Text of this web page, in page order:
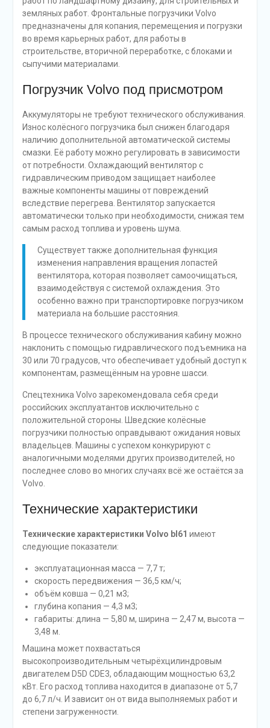
земляных работ. Фронтальные погрузчики Volvo
предназначены для копания, перемещения и погрузки
во время карьерных работ, для работы в
строительстве, вторичной переработке, с блоками и
сыпучими материалами.
Погрузчик Volvo под присмотром
Аккумуляторы не требуют технического обслуживания.
Износ колёсного погрузчика был снижен благодаря
наличию дополнительной автоматической системы
смазки. Её работу можно регулировать в зависимости
от потребности. Охлаждающий вентилятор с
гидравлическим приводом защищает наиболее
важные компоненты машины от повреждений
вследствие перегрева. Вентилятор запускается
автоматически только при необходимости, снижая тем
самым расход топлива и уровень шума.
Существует также дополнительная функция
изменения направления вращения лопастей
вентилятора, которая позволяет самоочищаться,
взаимодействуя с системой охлаждения. Это
особенно важно при транспортировке погрузчиком
материала на большие расстояния.
В процессе технического обслуживания кабину можно
наклонить с помощью гидравлического подъемника на
30 или 70 градусов, что обеспечивает удобный доступ к
компонентам, размещённым на уровне шасси.
Спецтехника Volvo зарекомендовала себя среди
российских эксплуатантов исключительно с
положительной стороны. Шведские колёсные
погрузчики полностью оправдывают ожидания новых
владельцев. Машины с успехом конкурируют с
аналогичными моделями других производителей, но
последнее слово во многих случаях всё же остаётся за
Volvo.
Технические характеристики
Технические характеристики Volvo bl61 имеют
следующие показатели:
эксплуатационная масса — 7,7 т;
скорость передвижения — 36,5 км/ч;
объём ковша — 0,21 м3;
глубина копания — 4,3 м3;
габариты: длина — 5,80 м, ширина — 2,47 м, высота —
3,48 м.
Машина может похвастаться
высокопроизводительным четырёхцилиндровым
двигателем D5D CDE3, обладающим мощностью 63,2
кВт. Его расход топлива находится в диапазоне от 5,7
до 6,7 л/ч. И зависит он от вида выполняемых работ и
степени загруженности.